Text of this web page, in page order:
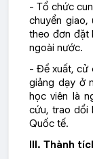
- Tổ chức
chuyển giao,
theo đơn đặt
ngoài nước.
- Đề xuất, cử
giảng dạy ở
học viên là
cứu, trao dổi
Quốc tế.
III. Thành